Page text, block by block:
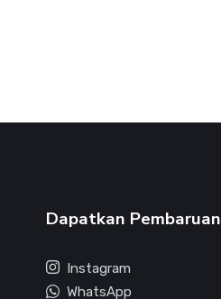
Dapatkan Pembaruan
Instagram
WhatsApp